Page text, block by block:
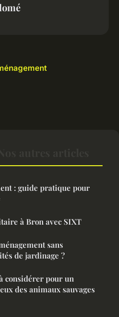
: guide pratique pour
à Bron avec SIXT
sans
de jardinage ?
considérer pour un
des animaux sauvages